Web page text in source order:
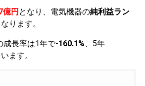
億円 となり、電気機器の純利益ラン
ります。
成長率は1年で-160.1%、5年
ます。